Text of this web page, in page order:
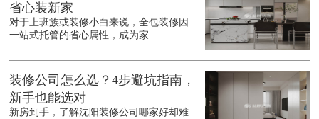
省心装新家
对于上班族或装修小白来说，全包装修因
一站式托管的省心属性，成为家...
装修公司怎么选？4步避坑指南，
新手也能选对
新房到手，了解沈阳装修公司哪家好却难